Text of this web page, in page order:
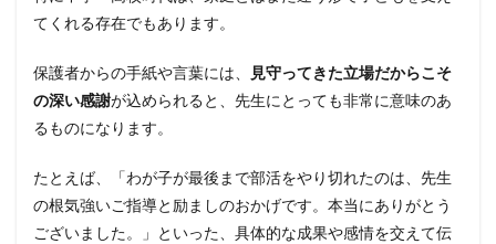
てくれる存在でもあります。
保護者からの手紙や言葉には、
見守ってきた立場だからこそ
の深い感謝が込められると、先生にとっても非常に意味のあ
るものになります。
たとえば、「わが子が最後まで部活をやり切れたのは、先生
の根気強いご指導と励ましのおかげです。本当にありがとう
ございました。」といった、具体的な成果や感情を交えて伝